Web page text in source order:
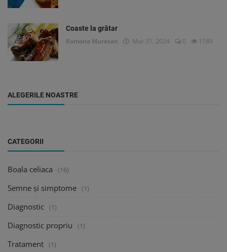
Coaste la grătar
Ramona Muresan Mar 31, 2024 0 1189
ALEGERILE NOASTRE
CATEGORII
Boala celiaca (16)
Semne și simptome (1)
Diagnostic (1)
Diagnostic propriu (1)
Tratament (1)